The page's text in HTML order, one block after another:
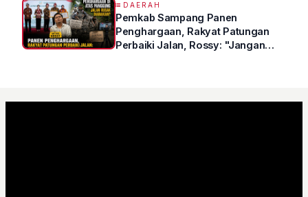
DAERAH
Pemkab Sampang Panen
Penghargaan, Rakyat Patungan
Perbaiki Jalan, Rossy: "Jangan